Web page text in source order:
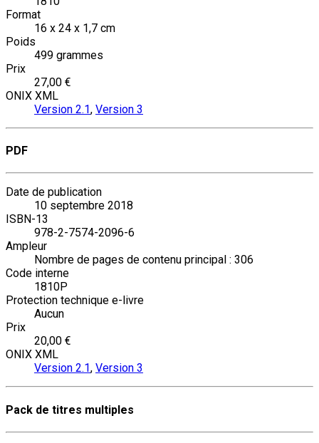
Format
16 x 24 x 1,7 cm
Poids
499 grammes
Prix
27,00 €
ONIX XML
Version 2.1, Version 3
PDF
Date de publication
10 septembre 2018
ISBN-13
978-2-7574-2096-6
Ampleur
Nombre de pages de contenu principal : 306
Code interne
1810P
Protection technique e-livre
Aucun
Prix
20,00 €
ONIX XML
Version 2.1, Version 3
Pack de titres multiples